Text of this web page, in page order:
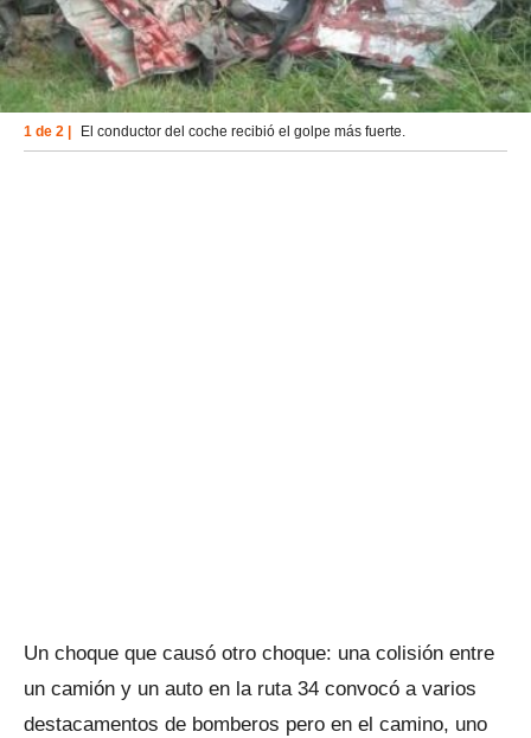
1 de 2 | El conductor del coche recibió el golpe más fuerte.
Un choque que causó otro choque: una colisión entre
un camión y un auto en la ruta 34 convocó a varios
destacamentos de bomberos pero en el camino, uno